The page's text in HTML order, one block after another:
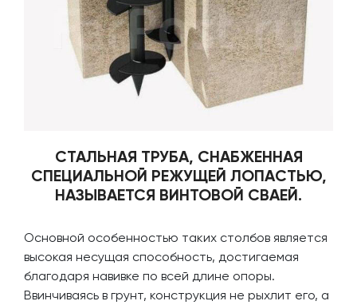
СТАЛЬНАЯ ТРУБА, СНАБЖЕННАЯ
СПЕЦИАЛЬНОЙ РЕЖУЩЕЙ ЛОПАСТЬЮ,
НАЗЫВАЕТСЯ ВИНТОВОЙ СВАЕЙ.
Основной особенностью таких столбов является
высокая несущая способность, достигаемая
благодаря навивке по всей длине опоры.
Ввинчиваясь в грунт, конструкция не рыхлит его, а